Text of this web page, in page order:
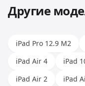
Другие
iPad Pro 12.9 M2
iPad Air 4
iPad
iPad Air 2
iPad